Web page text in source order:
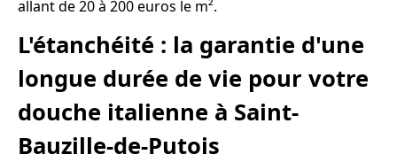
allant de 20 à 200 euros le m².
L'étanchéité : la garantie d'une
longue durée de vie pour votre
douche italienne à Saint-
Bauzille-de-Putois